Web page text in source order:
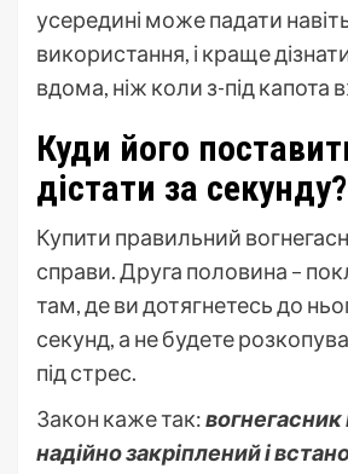
усередині може падати
використання, і краще
вдома, ніж коли з-під капота
Куди його
дістати за секунду?
Купити правильний
справи. Друга половина –
там, де ви дотягнетесь до
секунд, а не будете
під стрес.
Закон каже так:
надійно закріплений і